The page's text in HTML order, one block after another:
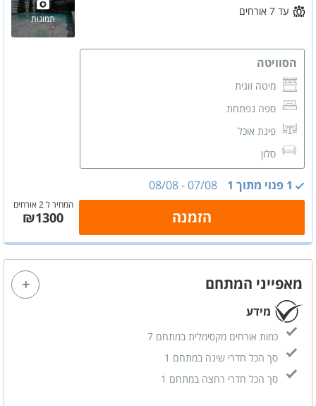
תמונות
עד 7 אורחים
הסוויטה
מיטה זוגית
ספה נפתחת
פינת אוכל
סלון
מסך LCD
פינת ישיבה
חדר רחצה פרטי
המחיר ל 2 אורחים
1 פנוי מתוך 1 07/08
-
08/08
₪1300 הזמנה
מאפייני המתחם
מידע
כמות אורחים מקסימלית במתחם 7
סך הכל חדרי שינה במתחם 1
סך הכל חדרי רחצה במתחם 1